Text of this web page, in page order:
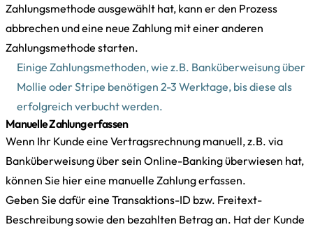
Zahlungsmethode ausgewählt hat, kann er den Prozess
abbrechen und eine neue Zahlung mit einer anderen
Zahlungsmethode starten.
Einige Zahlungsmethoden, wie z.B. Banküberweisung über
Mollie oder Stripe benötigen 2-3 Werktage, bis diese als
erfolgreich verbucht werden.
Manuelle Zahlung erfassen
Wenn Ihr Kunde eine Vertragsrechnung manuell, z.B. via
Banküberweisung über sein Online-Banking überwiesen hat,
können Sie hier eine manuelle Zahlung erfassen.
Geben Sie dafür eine Transaktions-ID bzw. Freitext-
Beschreibung sowie den bezahlten Betrag an. Hat der Kunde